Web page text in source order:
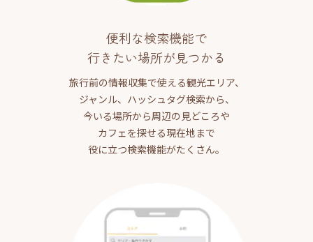
便利な検索機能で
行きたい場所が見つかる
旅行前の情報収集で使える観光エリア、
ジャンル、ハッシュタグ検索から、
今いる場所から周辺の見どころや
カフェを探せる現在地まで
役に立つ検索機能がたくさん。